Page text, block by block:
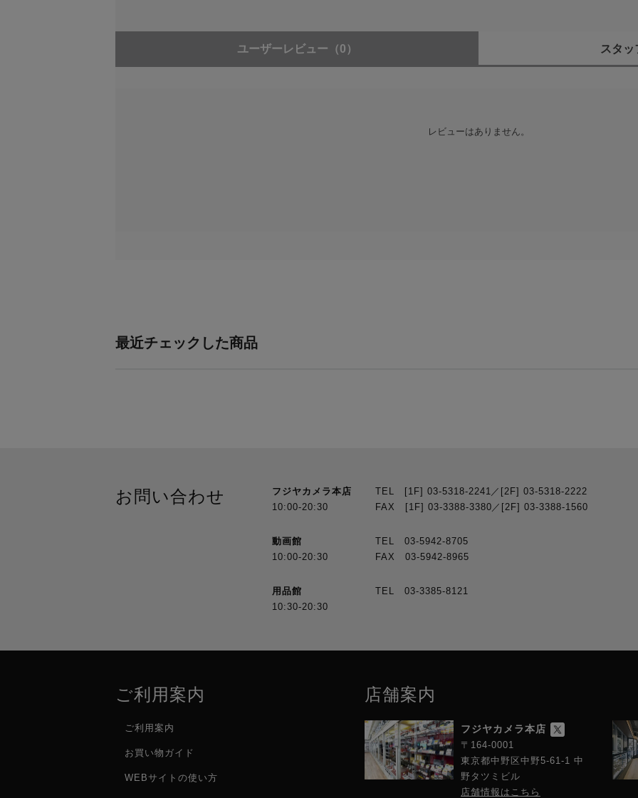
対応フルサイズミラーレス一眼ボディに装着時。 ※防塵・防滴に配慮した構造にな
ユーザーレビュー （0） スタッ
レビューはありません。
最近チェックした商品
お問い合わせ
フジヤカメラ本店
10:00-20:30
TEL [1F] 03-5318-2241／[2F] 03-5318-2222
FAX [1F] 03-3388-3380／[2F] 03-3388-1560
動画館
10:00-20:30
TEL 03-5942-8705
FAX 03-5942-8965
用品館
10:30-20:30
TEL 03-3385-8121
ご利用案内
ご利用案内
お買い物ガイド
WEBサイトの使い方
店舗案内
フジヤカメラ本店
〒164-0001
東京都中野区中野5-61-1 中
野タツミビル
店舗情報はこちら